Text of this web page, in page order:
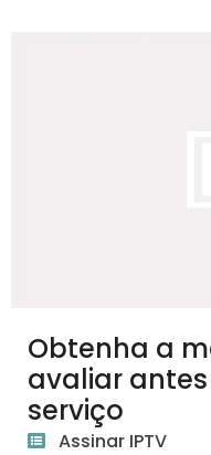
Obtenha a
avaliar
serviço
Assinar IPTV